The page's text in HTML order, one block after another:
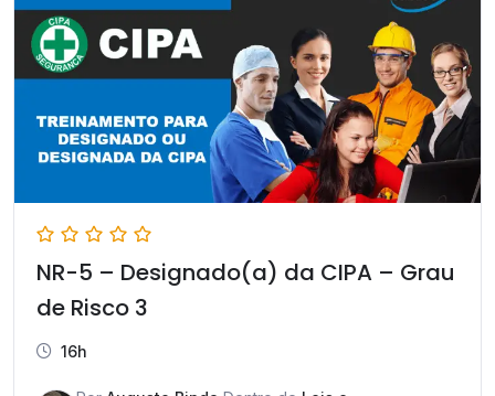
NR-5 – Designado(a) da CIPA – Grau
de Risco 3
16h